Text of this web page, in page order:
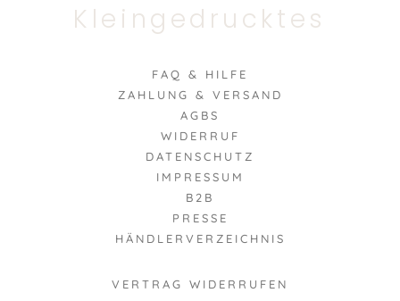
Kleingedrucktes
FAQ & HILFE
ZAHLUNG & VERSAND
AGBS
WIDERRUF
DATENSCHUTZ
IMPRESSUM
B2B
PRESSE
HÄNDLERVERZEICHNIS
VERTRAG WIDERRUFEN